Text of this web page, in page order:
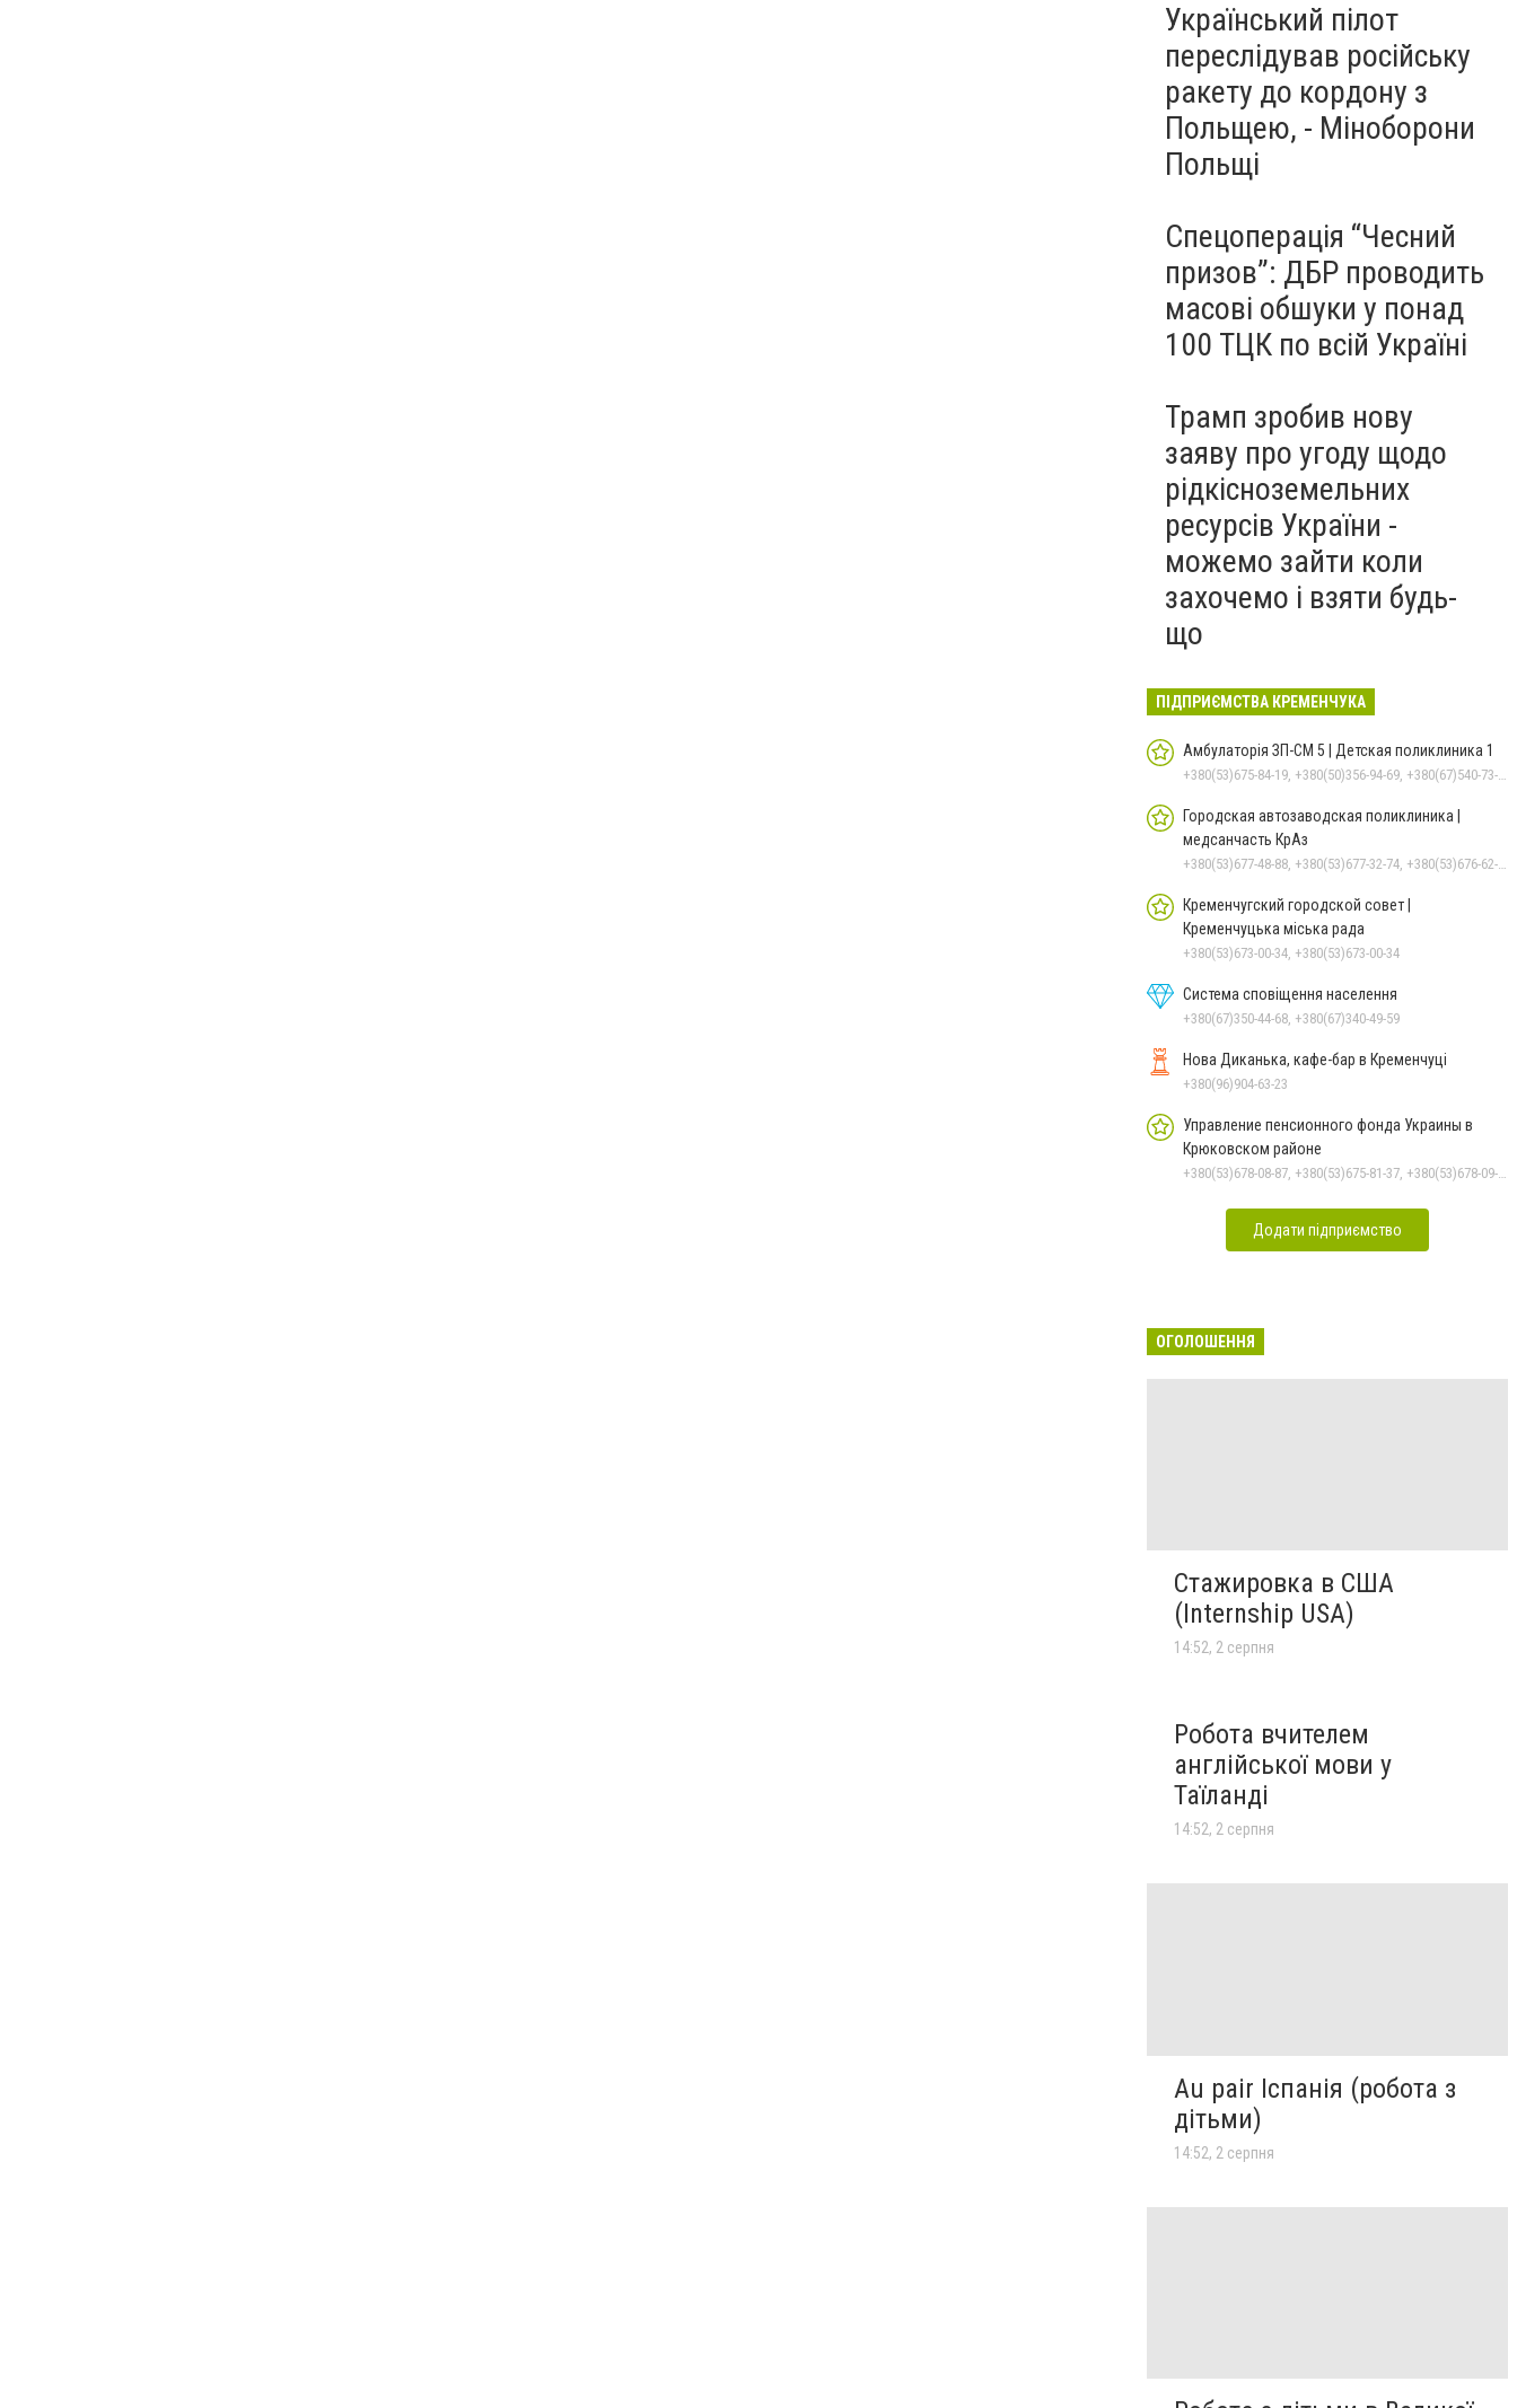
Український пілот
переслідував російську
ракету до кордону з
Польщею, - Міноборони
Польщі
Спецоперація “Чесний
призов”: ДБР проводить
масові обшуки у понад
100 ТЦК по всій Україні
Трамп зробив нову
заяву про угоду щодо
рідкісноземельних
ресурсів України -
можемо зайти коли
захочемо і взяти будь-
що
ПІДПРИЄМСТВА КРЕМЕНЧУКА
Амбулаторія ЗП-СМ 5 | Детская поликлиника 1
+380(53)675-84-19, +380(50)356-94-69, +380(67)540-73-87
Городская автозаводская поликлиника |
медсанчасть КрАз
+380(53)677-48-88, +380(53)677-32-74, +380(53)676-62-99, +380536766187
Кременчугский городской совет |
Кременчуцька міська рада
+380(53)673-00-34, +380(53)673-00-34
Система сповіщення населення
+380(67)350-44-68, +380(67)340-49-59
Нова Диканька, кафе-бар в Кременчуці
+380(96)904-63-23
Управление пенсионного фонда Украины в
Крюковском районе
+380(53)678-08-87, +380(53)675-81-37, +380(53)678-09-01, +380(53)675-81-32, +380(53)675-81-40, +380(53)675-81-33, +380(53)675-81-38, +380(53)675-81-31
Додати підприємство
ОГОЛОШЕННЯ
Стажировка в США
(Internship USA)
14:52, 2 серпня
Робота вчителем
англійської мови у
Таїланді
14:52, 2 серпня
Au pair Іспанія (робота з
дітьми)
14:52, 2 серпня